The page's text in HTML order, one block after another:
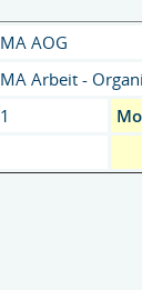
MA AOG
MA Arbeit -
1